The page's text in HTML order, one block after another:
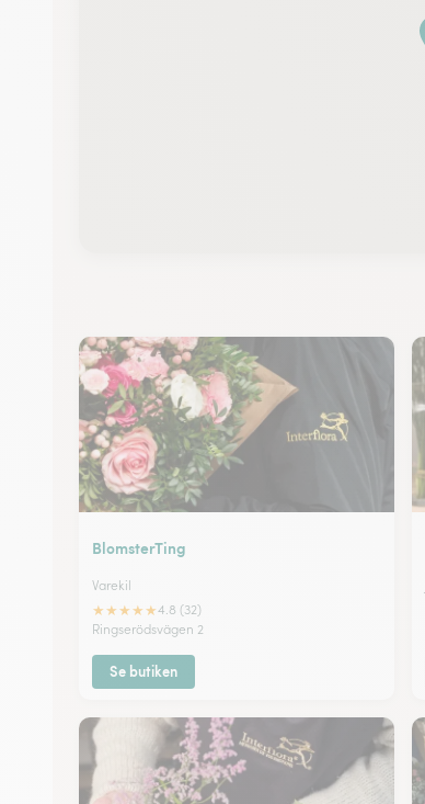
BlomsterTing
Varekil
★★★★★4.8 (32)
Ringserödsvägen 2
Se butiken